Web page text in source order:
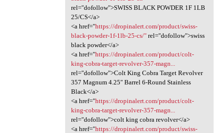
rel="dofollow">SWISS BLACK POWDER 1F 1LB
25/CS</a>
<a href="https://dropinalert.com/product/swiss-
black-powder-1f-1lb-25-cs/"rel="dofollow">swiss
black powder</a>
<a href="https://dropinalert.com/product/colt-
king-cobra-target-revolver-357-magn...
rel="dofollow">Colt King Cobra Target Revolver
357 Magnum 4.25″ Barrel 6-Round Stainless
Black</a>
<a href="https://dropinalert.com/product/colt-
king-cobra-target-revolver-357-magn...
rel="dofollow">colt king cobra revolver</a>
<a href="https://dropinalert.com/product/swiss-